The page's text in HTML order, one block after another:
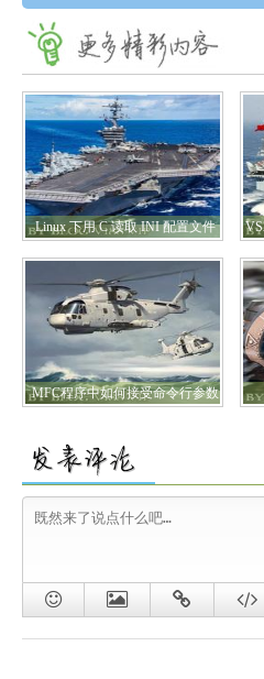
Linux 下用 C 读取 INI 配置文件
MFC程序中如何接受命令行参数